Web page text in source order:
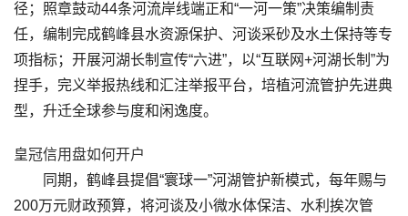
径；照章鼓动44条河流岸线端正和“一河一策”决策编制责
任，编制完成鹤峰县水资源保护、河谈采砂及水土保持等专
项指标；开展河湖长制宣传“六进”，以“互联网+河湖长制”为
捏手，完义举报热线和汇注举报平台，培植河流管护先进典
型，升迁全球参与度和闲逸度。
皇冠信用盘如何开户
同期，鹤峰县提倡“寰球一”河湖管护新模式，每年赐与
200万元财政预算，将河谈及小微水体保洁、水利挨次管